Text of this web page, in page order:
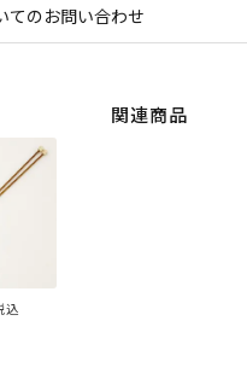
てのお問い合わせ
関連商品
込